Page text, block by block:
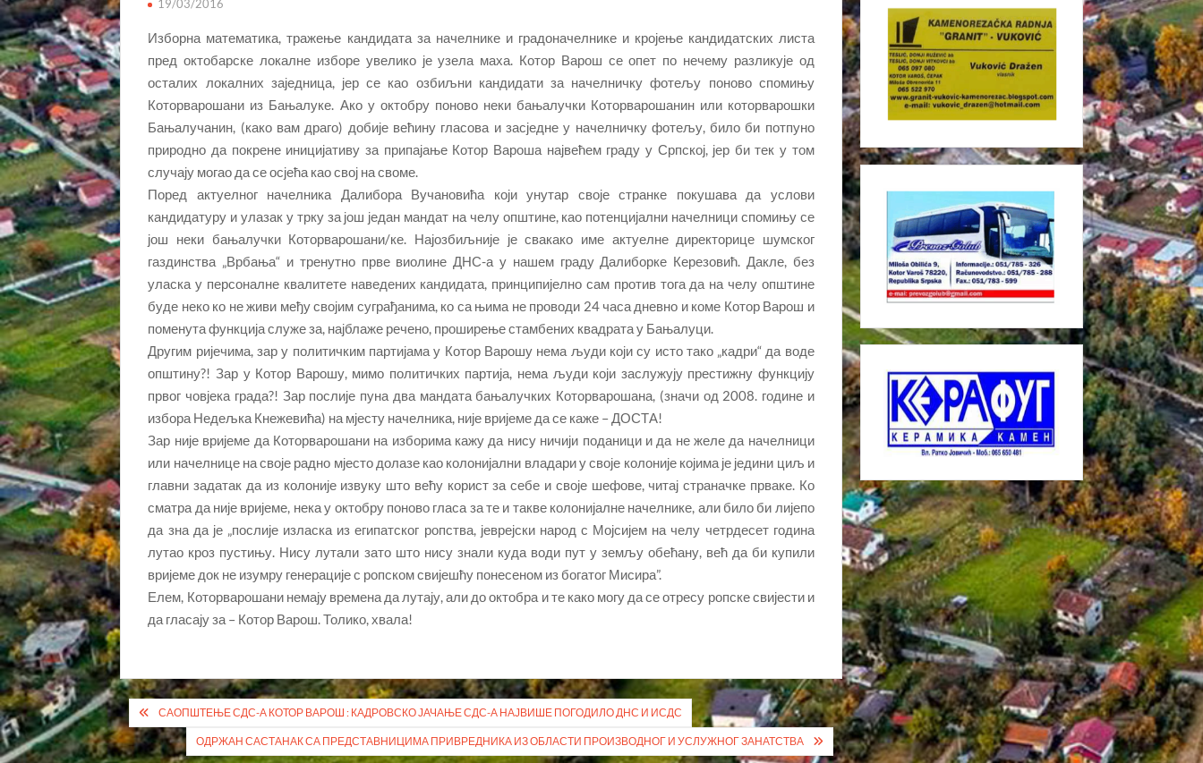
19/03/2016
Изборна математика, тражење кандидата за начелнике и градоначелнике и кројење кандидатских листа
пред октобарске локалне изборе увелико је узела маха. Котор Варош се опет по нечему разликује од
осталих локалних заједница, јер се као озбиљни кандидати за начелничку фотељу поново спомињу
Которварошани из Бањалуке. Ако у октобру поново неки бањалучки Которварошанин или которварошки
Бањалучанин, (како вам драго) добије већину гласова и засједне у начелничку фотељу, било би потпуно
природно да покрене иницијативу за припајање Котор Вароша највећем граду у Српској, јер би тек у том
случају могао да се осјећа као свој на своме.
Поред актуелног начелника Далибора Вучановића који унутар своје странке покушава да услови
кандидатуру и улазак у трку за још један мандат на челу општине, као потенцијални начелници спомињу се
још неки бањалучки Которварошани/ке. Најозбиљније је свакако име актуелне директорице шумског
газдинства „Врбања“ и тренутно прве виолине ДНС-а у нашем граду Далиборке Керезовић. Дакле, без
уласка у персоналне квалитете наведених кандидата, принципијелно сам против тога да на челу општине
буде неко ко не живи међу својим суграђанима, ко са њима не проводи 24 часа дневно и коме Котор Варош и
поменута функција служе за, најблаже речено, проширење стамбених квадрата у Бањалуци.
Другим ријечима, зар у политичким партијама у Котор Варошу нема људи који су исто тако „кадри“ да воде
општину?! Зар у Котор Варошу, мимо политичких партија, нема људи који заслужују престижну функцију
првог човјека града?! Зар послије пуна два мандата бањалучких Которварошана, (значи од 2008. године и
избора Недељка Кнежевића) на мјесту начелника, није вријеме да се каже – ДОСТА!
Зар није вријеме да Которварошани на изборима кажу да нису ничији поданици и да не желе да начелници
или начелнице на своје радно мјесто долазе као колонијални владари у своје колоније којима је једини циљ и
главни задатак да из колоније извуку што већу корист за себе и своје шефове, читај страначке прваке. Ко
сматра да није вријеме, нека у октобру поново гласа за те и такве колонијалне начелнике, али било би лијепо
да зна да је „послије изласка из египатског ропства, јеврејски народ с Мојсијем на челу четрдесет година
лутао кроз пустињу. Нису лутали зато што нису знали куда води пут у земљу обећану, већ да би купили
вријеме док не изумру генерације с ропском свијешћу понесеном из богатог Мисира”.
Елем, Которварошани немају времена да лутају, али до октобра и те како могу да се отресу ропске свијести и
да гласају за – Котор Варош. Толико, хвала!
Кретање
чланка
САОПШТЕЊЕ СДС-А КОТОР ВАРОШ : КАДРОВСКО ЈАЧАЊЕ СДС-А НАЈВИШЕ ПОГОДИЛО ДНС И ИСДС
ОДРЖАН САСТАНАК СА ПРЕДСТАВНИЦИМА ПРИВРЕДНИКА ИЗ ОБЛАСТИ ПРОИЗВОДНОГ И УСЛУЖНОГ ЗАНАТСТВА